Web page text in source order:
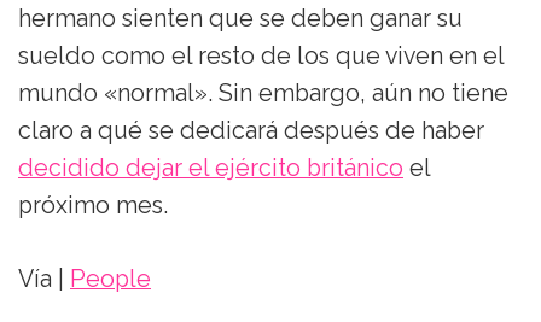
hermano sienten que se deben ganar su
sueldo como el resto de los que viven en el
mundo «normal». Sin embargo, aún no tiene
claro a qué se dedicará después de haber
decidido dejar el ejército británico el
próximo mes.
Vía | People